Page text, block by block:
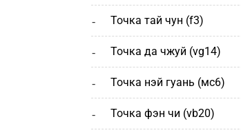
точка тай чун (f3)
точка да чжуй (vg14)
точка нэй гуань (мс6)
точка фэн чи (vb20)